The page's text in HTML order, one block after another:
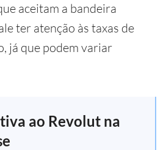
aceitam a bandeira
ter atenção às taxas de
já que podem variar
ao Revolut na